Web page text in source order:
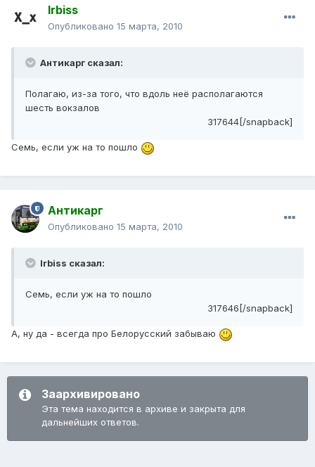
Irbiss
Опубликовано 15 марта, 2010
Антикарг сказал:
Полагаю, из-за того, что вдоль неё располагаются
шесть вокзалов
317644[/snapback]
Семь, если уж на то пошло
Антикарг
Опубликовано 15 марта, 2010
Irbiss сказал:
Семь, если уж на то пошло
317646[/snapback]
А, ну да - всегда про Белорусский забываю
Заархивировано
Эта тема находится в архиве и закрыта для
дальнейших ответов.